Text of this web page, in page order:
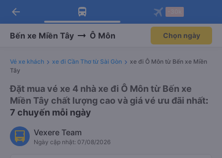
Tải app Vexere ngay!
Nhận ưu đãi thành viên độc
Mở app
Tải app Vexere
-30k/ghế khi đặt vé máy bay qua
Mở app
arrow_back
Bến xe Miền Tây Ô Môn Chọn ngày
Vé xe khách xe đi Cần Thơ từ Sài Gòn
xe đi Ô Môn từ Bến xe Miền
Tây
Đặt mua vé xe 4 nhà xe đi Ô Môn từ Bến xe
Miền Tây chất lượng cao và giá vé ưu đãi nhất:
7 chuyến mỗi ngày
Vexere Team
Ngày cập nhật: 07/08/2026